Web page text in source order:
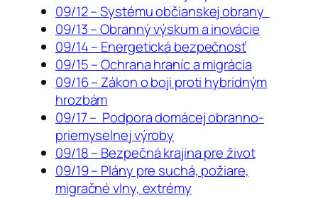
09/12 – Systému občianskej obrany
09/13 – Obranný výskum a inovácie
09/14 – Energetická bezpečnosť
09/15 – Ochrana hraníc a migrácia
09/16 – Zákon o boji proti hybridným
hrozbám
09/17 – Podpora domácej obranno-
priemyselnej výroby
09/18 – Bezpečná krajina pre život
09/19 – Plány pre suchá, požiare,
migračné vlny, extrémy